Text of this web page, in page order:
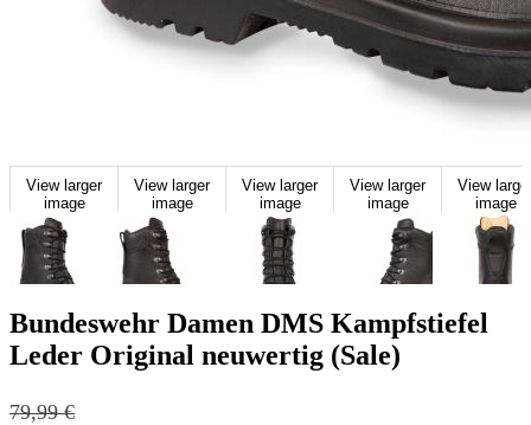
View larger
image
View larger
image
View larger
image
View larger
image
View
image
Bundeswehr Damen DMS Kampfstiefel
Leder Original neuwertig (Sale)
79,99 €